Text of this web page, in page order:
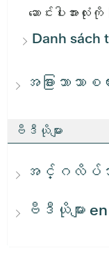
ဆောင်းပါးအားလုံး
Danh sách
အခြားဘာသာစကာ
ဗီဒီယိုများ
အင်္ဂလိပ်ဘာ
ဗီဒီယိုများ